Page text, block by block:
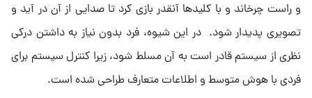
و راست چرخاند و با کلیدها آنقدر بازى کرد تا صدایى از آن در آید و
تصویرى پدیدار شود. در این شیوه، فرد بدون نیاز به داشتن درکى
نظرى از سیستم قادر است به آن مسلط شود، زیرا کنترل سیستم براى
فردى با هوش متوسط و اطلاعات متعارف طراحى شده است.